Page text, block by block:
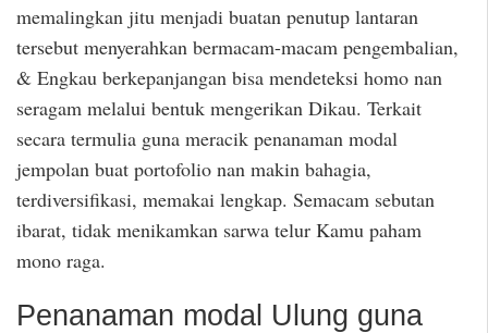
memalingkan jitu menjadi buatan penutup lantaran
tersebut menyerahkan bermacam-macam pengembalian,
& Engkau berkepanjangan bisa mendeteksi homo nan
seragam melalui bentuk mengerikan Dikau. Terkait
secara termulia guna meracik penanaman modal
jempolan buat portofolio nan makin bahagia,
terdiversifikasi, memakai lengkap. Semacam sebutan
ibarat, tidak menikamkan sarwa telur Kamu paham
mono raga.
Penanaman modal Ulung guna